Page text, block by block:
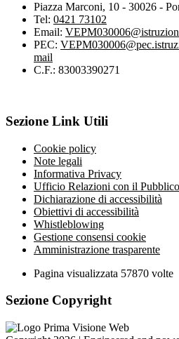
Piazza Marconi, 10 - 30026 -
Tel: 0421 73102
Email:
PEC:
mail
C.F.: 83003390271
Sezione Link Utili
Cookie policy
Note legali
Informativa Privacy
Ufficio Relazioni con il Pubblico
Dichiarazione di accessibilità
Obiettivi di accessibilità
Whistleblowing
Gestione consensi cookie
Amministrazione trasparente
Pagina visualizzata 57870 volte
Sezione Copyright